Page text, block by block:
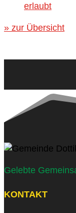
erlaubt
» zur Übersicht
Gelebte
KONTAKT